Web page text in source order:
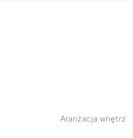
Aranżacja wnętrz